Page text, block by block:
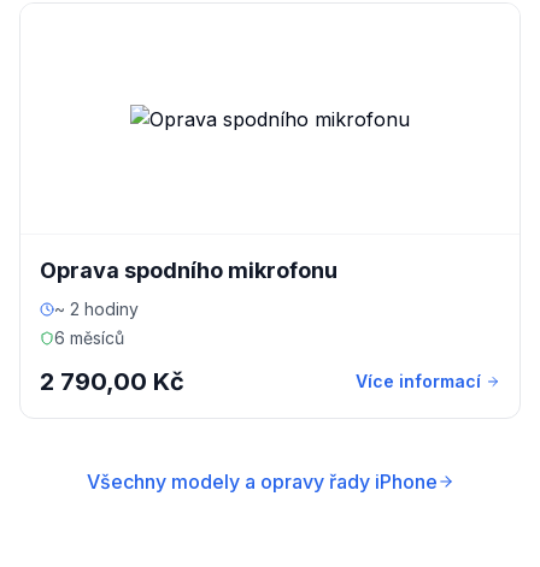
Oprava spodního mikrofonu
~ 2 hodiny
6 měsíců
2 790,00 Kč Více informací
Všechny modely a opravy řady iPhone